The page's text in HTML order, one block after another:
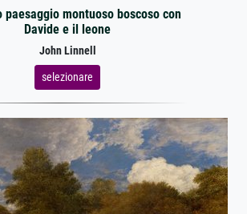
paesaggio montuoso boscoso con
Davide e il leone
John Linnell
selezionare